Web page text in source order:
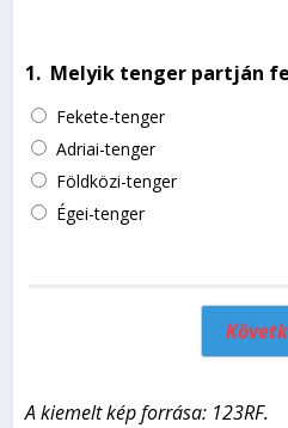
1. Melyik tenger partján
Fekete-tenger
Adriai-tenger
Földközi-tenger
Égei-tenger
A kiemelt kép forrása: 123RF.